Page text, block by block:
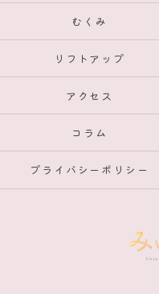
むくみ
リフトアップ
アクセス
コラム
プライバシーポリシー